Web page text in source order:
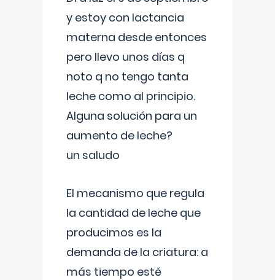
y estoy con lactancia
materna desde entonces
pero llevo unos días q
noto q no tengo tanta
leche como al principio.
Alguna solución para un
aumento de leche?
un saludo
El mecanismo que regula
la cantidad de leche que
producimos es la
demanda de la criatura: a
más tiempo esté